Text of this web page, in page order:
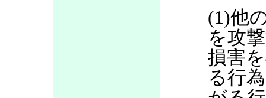
(1)他
を攻
損害
る行